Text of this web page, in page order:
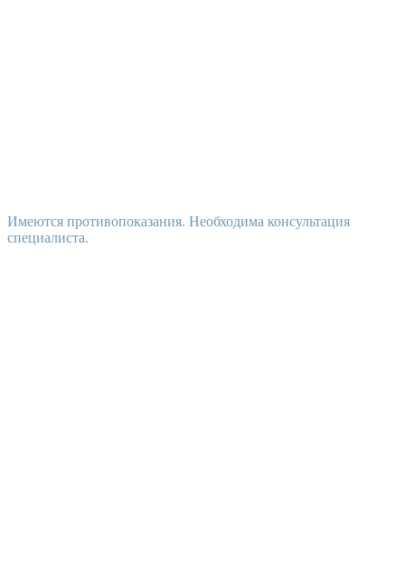
Имеются противопоказания. Необходима консультация
специалиста.